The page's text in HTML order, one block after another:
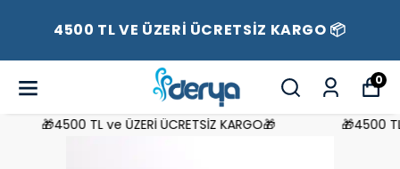
4500 TL VE ÜZERİ ÜCRETSİZ KARGO 📦
0
🎁4500 TL ve ÜZERİ ÜCRETSİZ KARGO🎁 🎁4500 TL